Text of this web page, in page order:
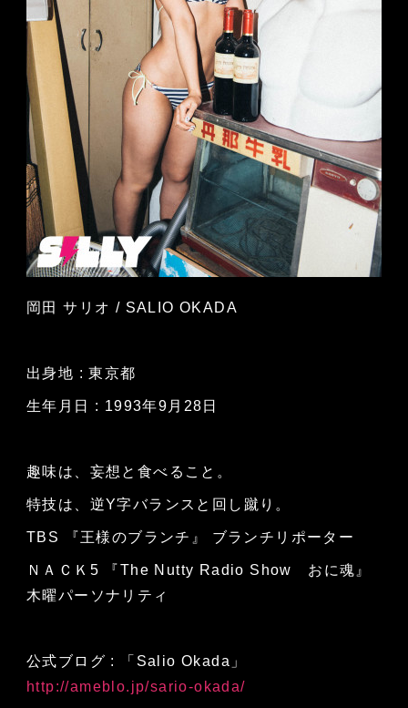
岡田 サリオ / SALIO OKADA
出身地 : 東京都
生年月日 : 1993年9月28日
趣味は、妄想と食べること。
特技は、逆Y字バランスと回し蹴り。
TBS 『王様のブランチ』 ブランチリポーター
ＮＡＣＫ5 『The Nutty Radio Show おに魂』
木曜パーソナリティ
公式ブログ : 「Salio Okada」
http://ameblo.jp/sario-okada/